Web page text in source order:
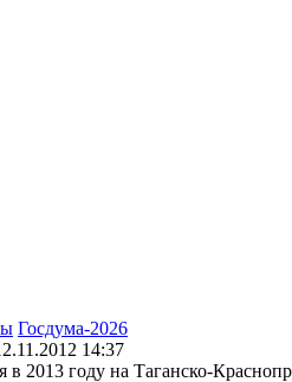
Госдума-2026
14:37
в 2013 году на Таганско-